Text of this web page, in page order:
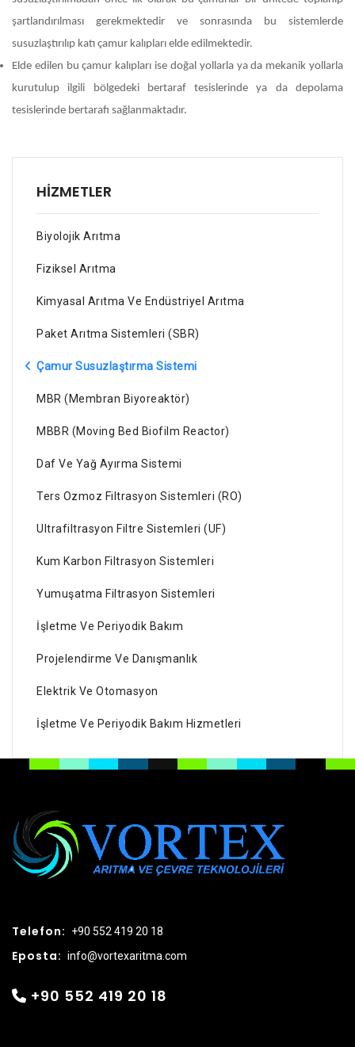
şartlandırılması gerekmektedir ve sonrasında bu sistemlerde
susuzlaştırılıp katı çamur kalıpları elde edilmektedir.
Elde edilen bu çamur kalıpları ise doğal yollarla ya da mekanik yollarla
kurutulup ilgili bölgedeki bertaraf tesislerinde ya da depolama
tesislerinde bertarafı sağlanmaktadır.
HIZMETLER
Biyolojik Arıtma
Fiziksel Arıtma
Kimyasal Arıtma Ve Endüstriyel Arıtma
Paket Arıtma Sistemleri (SBR)
Çamur Susuzlaştırma Sistemi
MBR (Membran Biyoreaktör)
MBBR (Moving Bed Biofilm Reactor)
Daf Ve Yağ Ayırma Sistemi
Ters Ozmoz Filtrasyon Sistemleri (RO)
Ultrafiltrasyon Filtre Sistemleri (UF)
Kum Karbon Filtrasyon Sistemleri
Yumuşatma Filtrasyon Sistemleri
İşletme Ve Periyodik Bakım
Projelendirme Ve Danışmanlık
Elektrik Ve Otomasyon
İşletme Ve Periyodik Bakım Hizmetleri
Telefon: +90 552 419 20 18
Eposta: info@vortexaritma.com
+90 552 419 20 18